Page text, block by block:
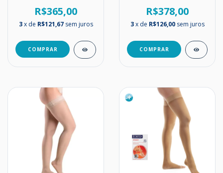
mmHg
R$365,00
3 x de R$121,67 sem juros
COMPRAR
Compressão | 20-
30mmHg
R$378,00
3 x de R$126,00 sem juros
COMPRAR